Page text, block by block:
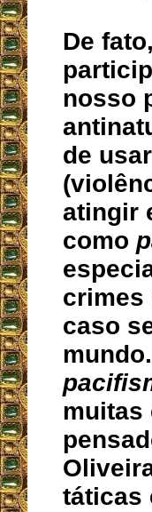
De
nosso
de
atingir
como
crimes
caso
muitas
táticas